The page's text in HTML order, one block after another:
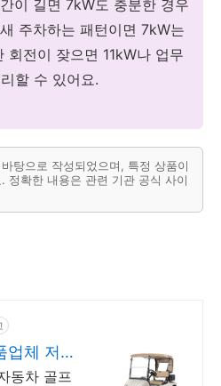
이 길면 7kW도 충분한 경우
주차하는 패턴이면 7kW는
회전이 잦으면 11kW나 업무
할 수 있어요.
탕으로 작성되었으며, 특정 상품이
정확한 내용은 관련 기관 공식 사이
업체 저속
동차 골프